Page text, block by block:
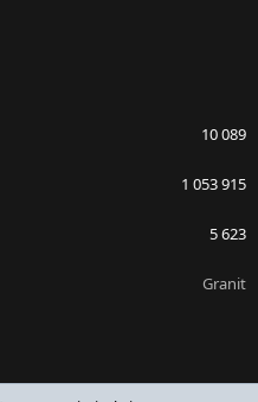
10 089
1 053 915
5 623
Granit